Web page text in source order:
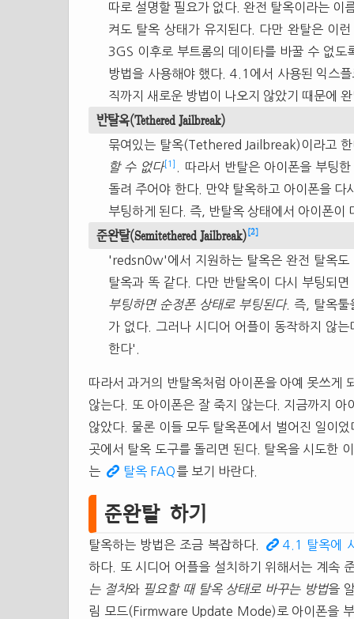
따로 설명할 필요가 없다. 완전 탈옥이라는 이
켜도 탈옥 상태가 유지된다. 다만 완탈은 이
3GS 이후로 부트롬의 데이타를 바꿀 수 없
방법을 사용해야 했다. 4.1에서 사용된 익스
직까지 새로운 방법이 나오지 않았기 때문에
반탈옥(Tethered Jailbreak)
묶여있는 탈옥(Tethered Jailbreak)이라고
할 수 없다 [1]
. 따라서 반탈은 아이폰을 부팅
돌려 주어야 한다. 만약 탈옥하고 아이폰을 다
부팅하게 된다. 즉, 반탈옥 상태에서 아이폰이
준완탈(Semitethered Jailbreak)[2]
'redsn0w'에서 지원하는 탈옥은 완전 탈옥도
탈옥과 똑 같다. 다만 반탈옥이 다시 부팅되
부팅하면 순정폰 상태로 부팅된다. 즉, 탈옥툴
가 없다. 그러나 시디어 어플이 동작하지 않
한다'.
따라서 과거의 반탈옥처럼 아이폰을 아예 못쓰게
않는다. 또 아이폰은 잘 죽지 않는다. 지금까지
않았다. 물론 이들 모두 탈옥폰에서 벌어진 일이
곳에서 탈옥 도구를 돌리면 된다. 탈옥을 시도한
는
탈옥 FAQ를 보기 바란다.
준완탈 하기
탈옥하는 방법은 조금 복잡하다.
4.1 탈옥에
하다. 또 시디어 어플을 설치하기 위해서는 계속
는 절차와 필요할 때 탈옥 상태로 바꾸는 방법을
림 모드(Firmware Update Mode)로 아이폰을